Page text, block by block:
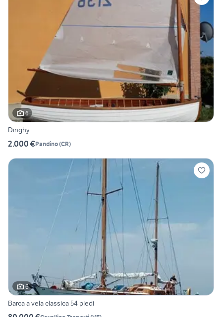
6
Dinghy
2.000 €Pandino(CR)
6
Barca a vela classica 54 piedi